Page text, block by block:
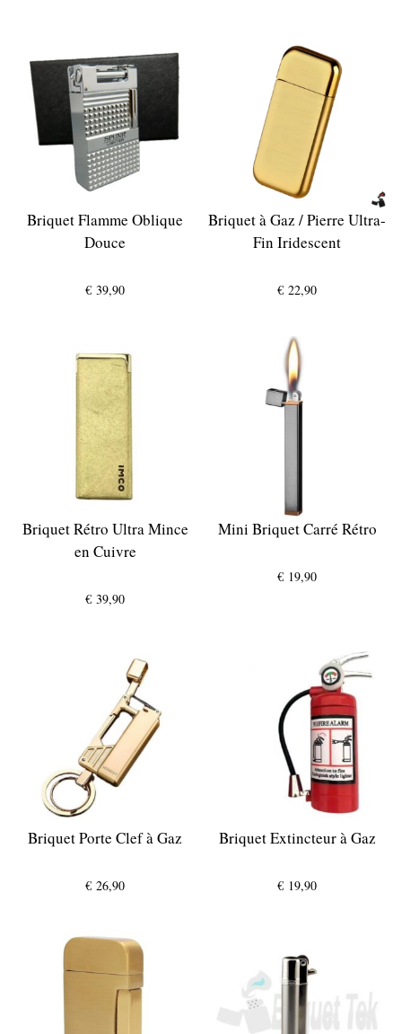
Briquet Flamme Oblique
Douce
€ 39,90
Briquet à Gaz / Pierre Ultra-
Fin Iridescent
€ 22,90
Briquet Rétro Ultra Mince
en Cuivre
€ 39,90
Mini Briquet Carré Rétro
€ 19,90
Briquet Porte Clef à Gaz
€ 26,90
Briquet Extincteur à Gaz
€ 19,90